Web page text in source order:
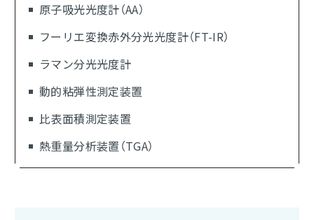
原子吸光光度計（AA）
フーリエ変換赤外分光光度計（FT-IR）
ラマン分光光度計
動的粘弾性測定装置
比表面積測定装置
熱重量分析装置（TGA）